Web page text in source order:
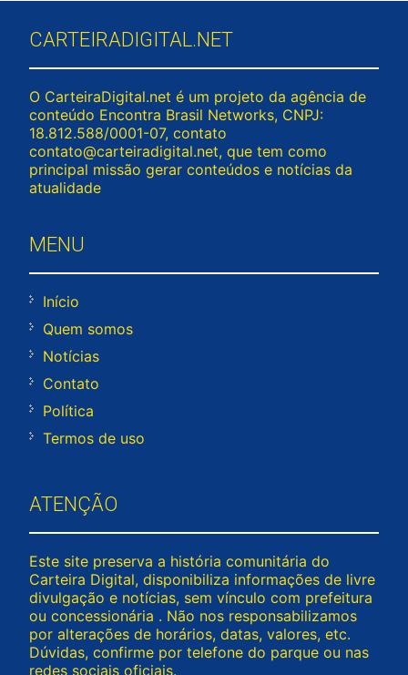
CARTEIRADIGITAL.NET
O CarteiraDigital.net é um projeto da agência de
conteúdo Encontra Brasil Networks, CNPJ:
18.812.588/0001-07, contato
contato@carteiradigital.net, que tem como
principal missão gerar conteúdos e notícias da
atualidade
MENU
Início
Quem somos
Notícias
Contato
Política
Termos de uso
ATENÇÃO
Este site preserva a história comunitária do
Carteira Digital, disponibiliza informações de livre
divulgação e notícias, sem vínculo com prefeitura
ou concessionária . Não nos responsabilizamos
por alterações de horários, datas, valores, etc.
Dúvidas, confirme por telefone do parque ou nas
redes sociais oficiais.